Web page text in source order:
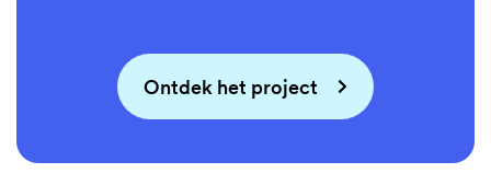
Ontdek het project